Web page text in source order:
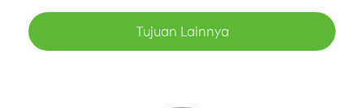
Tujuan Lainnya